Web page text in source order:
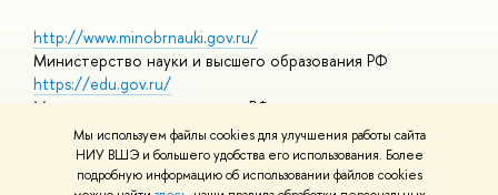
Мы используем файлы cookies для улучшения работы сайта
НИУ ВШЭ и большего удобства его использования. Более
подробную информацию об использовании файлов cookies
http://www.minobrnauki.gov.ru/
Министерство науки и высшего образования РФ
https://edu.gov.ru/
Министерство просвещения РФ
https://elearning.hse.ru/mooc
Массовые открытые онлайн-курсы